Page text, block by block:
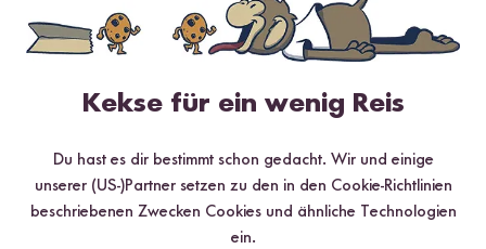
5 Sterne
20 %
3 Sterne 0 %
1 Stern 0 %
Kekse für ein wenig Reis
Du hast es dir bestimmt schon gedacht. Wir und einige
unserer (US-)Partner setzen zu den in den Cookie-Richtlinien
beschriebenen Zwecken Cookies und ähnliche Technologien
ein.